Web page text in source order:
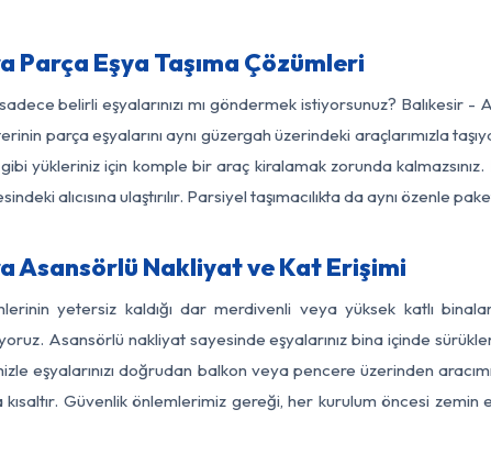
Parça Eşya Taşıma Çözümleri
belirli eşyalarınızı mı göndermek istiyorsunuz? Balıkesir
parça eşyalarını aynı güzergah üzerindeki araçlarımızla
yükleriniz için komple bir araç kiralamak zorunda
alıcısına ulaştırılır. Parsiyel taşımacılıkta da aynı özenle
Asansörlü Nakliyat ve Kat Erişimi
yetersiz kaldığı dar merdivenli veya yüksek katlı
Asansörlü nakliyat sayesinde eşyalarınız bina içinde
eşyalarınızı doğrudan balkon veya pencere üzerinden
kısaltır. Güvenlik önlemlerimiz gereği, her kurulum öncesi